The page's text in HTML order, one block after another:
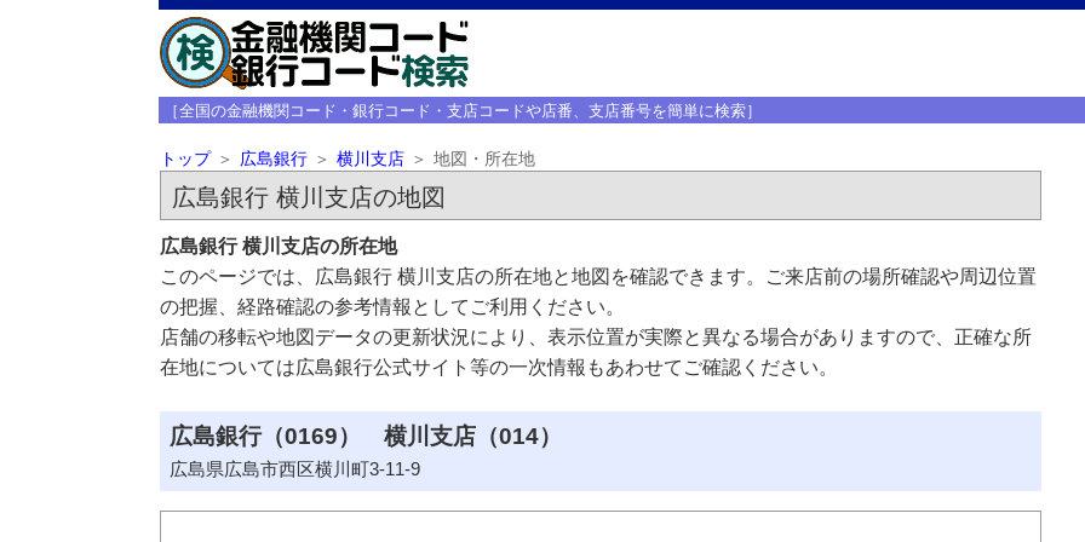
［全国の金融機関コード・銀行コード・支店コードや店番、支店番号を簡単に検索］
トップ 広島銀行 横川支店 地図・所在地
広島銀行 横川支店の地図
広島銀行 横川支店の所在地
このページでは、広島銀行 横川支店の所在地と地図を確認できます。ご来店前の場所確認や周辺位置
の把握、経路確認の参考情報としてご利用ください。
店舗の移転や地図データの更新状況により、表示位置が実際と異なる場合がありますので、正確な所
在地については広島銀行公式サイト等の一次情報もあわせてご確認ください。
広島銀行（0169） 横川支店（014）
広島県広島市西区横川町3-11-9